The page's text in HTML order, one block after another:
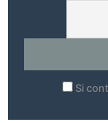
Si